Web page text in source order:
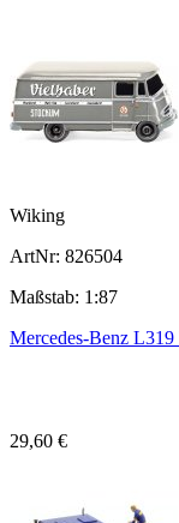
Wiking
ArtNr: 826504
Maßstab: 1:87
Mercedes-Benz
29,60 €